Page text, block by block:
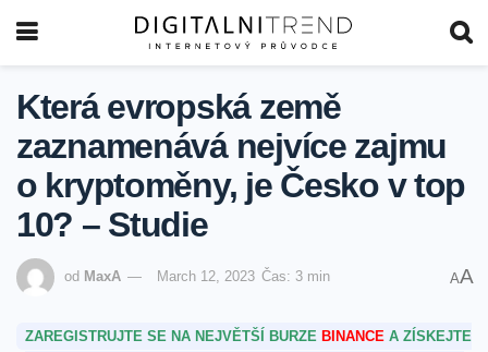
Která evropská země
zaznamenává nejvíce zajmu
o kryptoměny, je Česko v top
10? – Studie
od MaxA March 12, 2023 Čas: 3 min AA
ZAREGISTRUJTE SE NA NEJVĚTŠÍ BURZE BINANCE A ZÍSKEJTE